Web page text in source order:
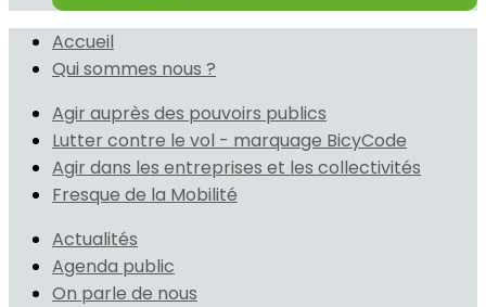
Accueil
Qui sommes nous ?
Agir auprès des pouvoirs publics
Lutter contre le vol - marquage BicyCode
Agir dans les entreprises et les collectivités
Fresque de la Mobilité
Actualités
Agenda public
On parle de nous